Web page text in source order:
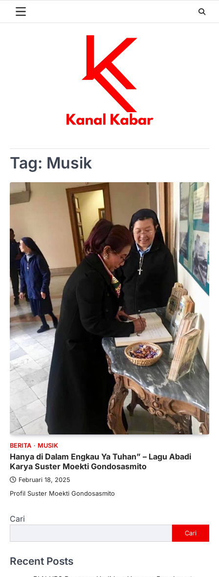
Tag: Musik
BERITA MUSIK
Hanya di Dalam Engkau Ya Tuhan” – Lagu Abadi
Karya Suster Moekti Gondosasmito
Februari 18, 2025
Profil Suster Moekti Gondosasmito
Cari
Cari
Recent Posts